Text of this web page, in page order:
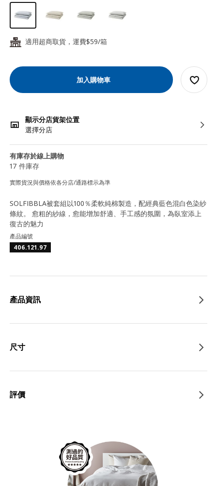
24 適用超商取貨，運費$59/箱
加入購物車
顯示分店貨架位置
選擇分店
有庫存於線上購物
17 件庫存
實際貨況與價格依各分店/通路標示為準
SOLFIBBLA被套組以100％柔軟純棉製造，配經典藍色混白色染紗
條紋。 愈粗的紗線，愈能增加舒適、手工感的氛圍，為臥室添上
復古的魅力
產品編號
406.121.97
產品資訊
尺寸
評價